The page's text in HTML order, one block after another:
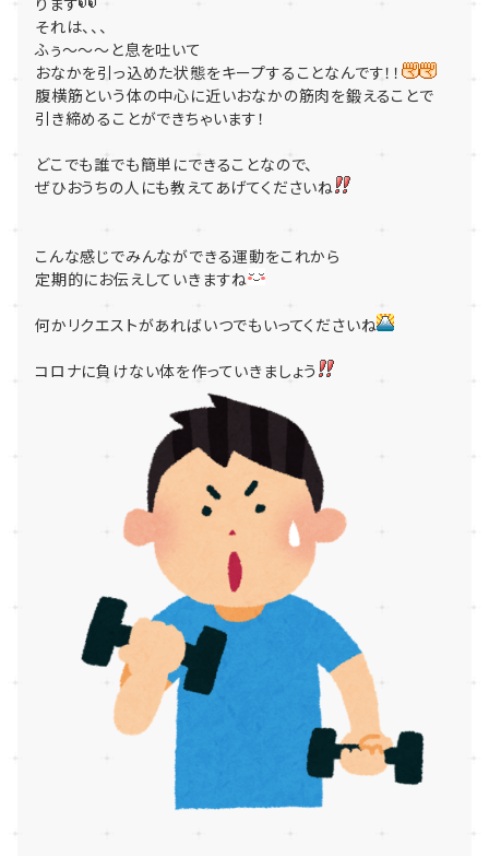
それは、、、
ふぅ～～～と息を吐いて
おなかを引っ込めた状態をキープすることなんです！！
腹横筋という体の中心に近いおなかの筋肉を鍛えることで
引き締めることができちゃいます！
どこでも誰でも簡単にできることなので、
ぜひおうちの人にも教えてあげてくださいね
こんな感じでみんなができる運動をこれから
定期的にお伝えしていきますね
何かリクエストがあればいつでもいってくださいね
コロナに負けない体を作っていきましょう